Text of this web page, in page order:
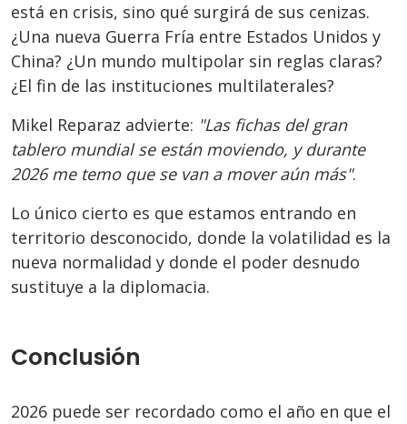
está en crisis, sino qué surgirá de sus cenizas.
¿Una nueva Guerra Fría entre Estados Unidos y
China? ¿Un mundo multipolar sin reglas claras?
¿El fin de las instituciones multilaterales?
Mikel Reparaz advierte: "Las fichas del gran
tablero mundial se están moviendo, y durante
2026 me temo que se van a mover aún más".
Lo único cierto es que estamos entrando en
territorio desconocido, donde la volatilidad es la
nueva normalidad y donde el poder desnudo
sustituye a la diplomacia.
Conclusión
2026 puede ser recordado como el año en que el